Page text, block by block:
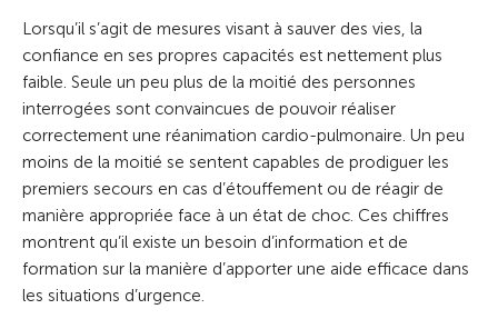
Lorsqu’il s’agit de mesures visant à sauver des vies, la
confiance en ses propres capacités est nettement plus
faible. Seule un peu plus de la moitié des personnes
interrogées sont convaincues de pouvoir réaliser
correctement une réanimation cardio-pulmonaire. Un peu
moins de la moitié se sentent capables de prodiguer les
premiers secours en cas d’étouffement ou de réagir de
manière appropriée face à un état de choc. Ces chiffres
montrent qu’il existe un besoin d’information et de
formation sur la manière d’apporter une aide efficace dans
les situations d’urgence.